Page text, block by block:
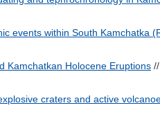
events within South Kamchatka
Kamchatkan Holocene Eruptions
craters and active